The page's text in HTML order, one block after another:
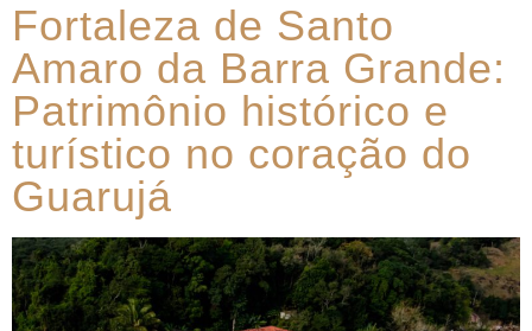
Fortaleza de Santo
Amaro da Barra Grande:
Patrimônio histórico e
turístico no coração do
Guarujá